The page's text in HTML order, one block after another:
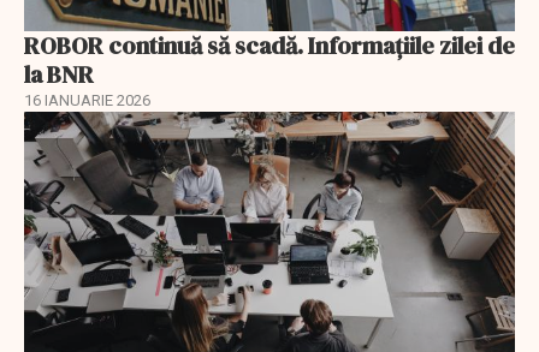
ROBOR continuă să scadă. Informaţiile zilei de
la BNR
16 IANUARIE 2026